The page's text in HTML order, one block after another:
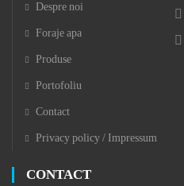
Despre noi
Foraje apa
Produse
Portofoliu
Contact
Privacy policy / Impressum
CONTACT